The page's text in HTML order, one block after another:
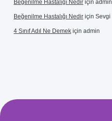
Beğenilme Hastalığı Nedir için admin
Beğenilme Hastalığı Nedir için Sevgi
4 Sınıf Adıl Ne Demek için admin
ilbet giriş